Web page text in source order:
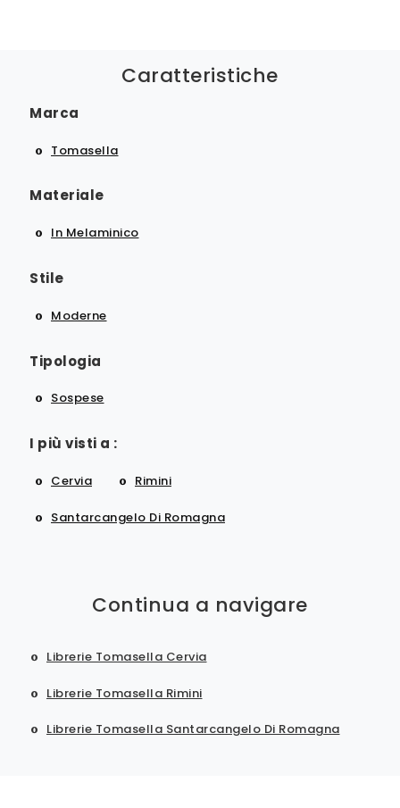
Caratteristiche
Marca
Tomasella
Materiale
In Melaminico
Stile
Moderne
Tipologia
Sospese
I più visti a :
Cervia Rimini
Santarcangelo Di Romagna
Continua a navigare
Librerie Tomasella Cervia
Librerie Tomasella Rimini
Librerie Tomasella Santarcangelo Di Romagna